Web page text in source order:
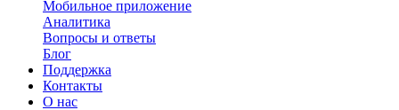
Мобильное приложение
Аналитика
Вопросы и ответы
Блог
Поддержка
Контакты
О нас